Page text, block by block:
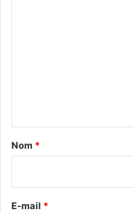
a
e
Nom *
E-mail *